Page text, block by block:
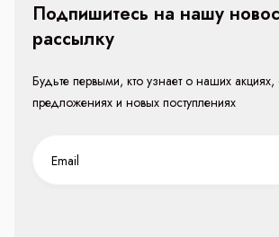
Подпишитесь на нашу
рассылку
Будьте первыми, кто узнает о наших
предложениях и новых поступлениях